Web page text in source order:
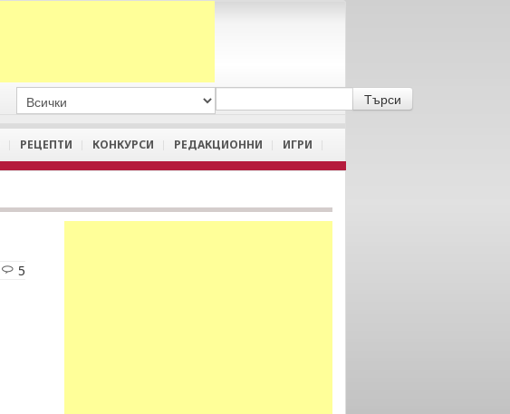
РЕЦЕПТИ КОНКУРСИ РЕДАКЦИОННИ ИГРИ
5